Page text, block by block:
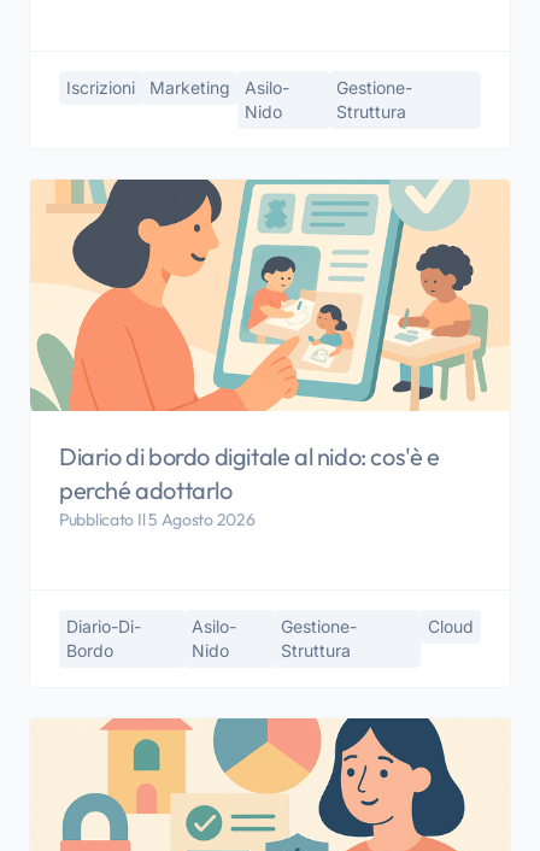
Iscrizioni Marketing
Asilo-
Nido
Gestione-
Struttura
Diario di bordo digitale al nido: cos'è e
perché adottarlo
Pubblicato Il 5 Agosto 2026
Diario-Di-
Bordo
Asilo-
Nido
Gestione-
Struttura
Cloud